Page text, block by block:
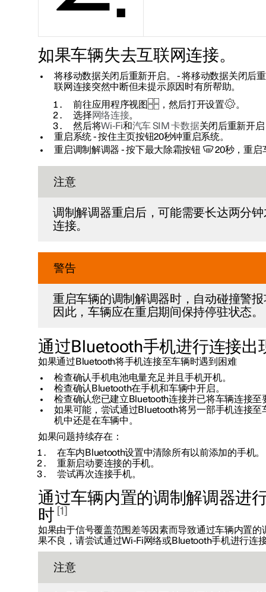
如果车辆失去互联网连接。
将移动数据关闭后重新开启。
- 将移动数据关闭后
联网连接突然中断但未提示原因时有所帮助。
前往应用程序视图
，然后打开设置
。
选择网络连接。
然后将Wi-Fi和汽车 SIM 卡数据关闭后重新开
重启系统- 按住主页按钮20秒钟重启系统。
重启调制解调器 - 按下最大除霜按钮 20秒，重启
注意
调制解调器重启后，可能需要长达两分
连接。
警告
重启车辆的调制解调器时，自动碰撞警
因此，车辆应在重启期间保持停驻状态。
通过Bluetooth手机进行连接出
如果通过Bluetooth将手机连接至车辆时遇到困难
检查确认手机电池电量充足并且手机开机。
检查确认Bluetooth在手机和车辆中开启。
检查确认您已建立Bluetooth连接并已将车辆连接至
如果可能，尝试通过Bluetooth将另一部手机连接至
机中还是在车辆中。
如果问题持续存在：
在车内Bluetooth设置中清除所有以前添加的手机。
重新启动要连接的手机。
尝试再次连接手机。
通过车辆内置的调制解调器进
时 1
如果由于信号覆盖范围差等因素而导致通过车辆内置的
果不良，请尝试通过Wi-Fi网络或Bluetooth手机进行连
注意